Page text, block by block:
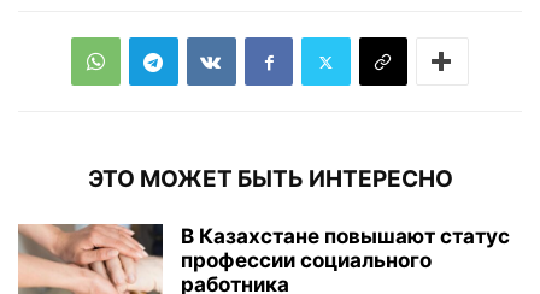
ЭТО МОЖЕТ БЫТЬ ИНТЕРЕСНО
В Казахстане повышают статус
профессии социального
работника